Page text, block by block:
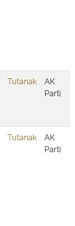
Tutanak
AK
Parti
Tutanak
AK
Parti